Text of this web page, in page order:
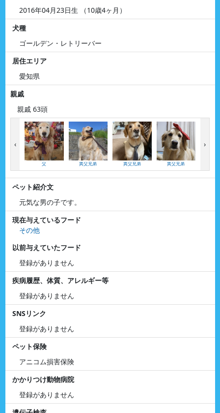
2016年04月23日生 （10歳4ヶ月）
犬種
ゴールデン・レトリーバー
居住エリア
愛知県
親戚
親戚 63頭
父 異父兄弟 異父兄弟 異父兄弟
‹ ›
ペット紹介文
元気な男の子です。
現在与えているフード
その他
以前与えていたフード
登録がありません
疾病履歴、体質、アレルギー等
登録がありません
SNSリンク
登録がありません
ペット保険
アニコム損害保険
かかりつけ動物病院
登録がありません